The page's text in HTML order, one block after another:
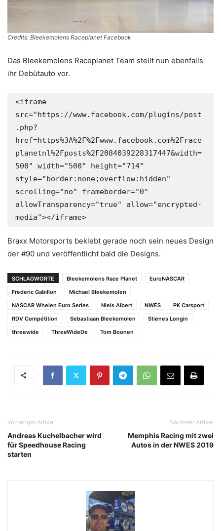
Credits: Bleekemolens Raceplanet Facebook
Das Bleekemolens Raceplanet Team stellt nun ebenfalls
ihr Debütauto vor.
<iframe
src="https://www.facebook.com/plugins/post
.php?
href=https%3A%2F%2Fwww.facebook.com%2Frace
planetnl%2Fposts%2F2084039228317447&width=
500" width="500" height="714"
style="border:none;overflow:hidden"
scrolling="no" frameborder="0"
allowTransparency="true" allow="encrypted-
media"></iframe>
Braxx Motorsports beklebt gerade noch sein neues Design
der #90 und veröffentlicht bald die Designs.
SCHLAGWORTE Bleekemolens Race Planet
EuroNASCAR
Frederic Gabillon
Michael Bleekemolen
NASCAR Whelen Euro Series
Niels Albert NWES
PK Carsport
RDV Compétition
Sebastiaan Bleekemolen
Stienes Longin
threewide
ThreeWideDe Tom Boonen
Vorheriger Artikel
Andreas Kuchelbacher wird
für Speedhouse Racing
starten
Nächster Artikel
Memphis Racing mit zwei
Autos in der NWES 2019